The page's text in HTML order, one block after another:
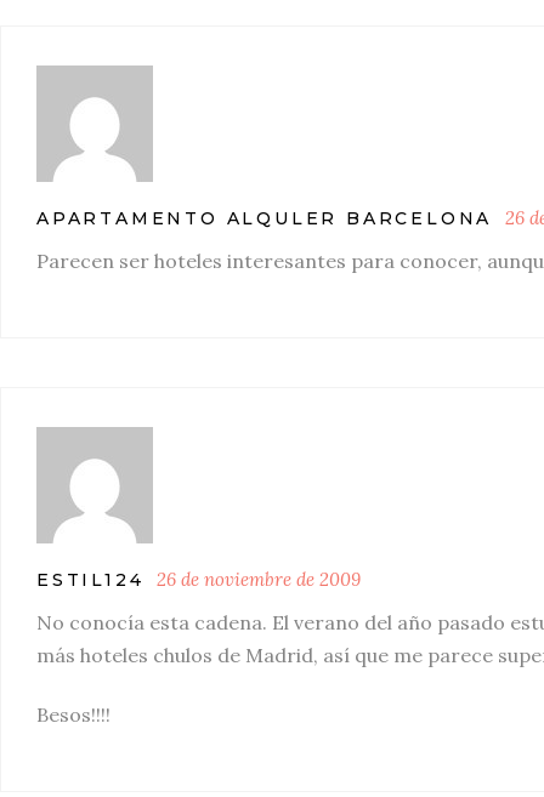
APARTAMENTO ALQULER BARCELONA 26
Parecen ser hoteles interesantes para conocer,
ESTIL124 26 de noviembre de 2009
No conocía esta cadena. El verano del año pasado
más hoteles chulos de Madrid, así que me parece
Besos!!!!